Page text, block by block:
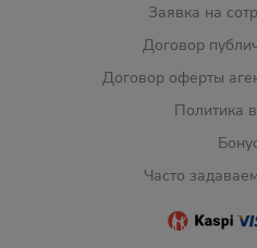
Заявка на
Договор
Договор оферты
Политика
Часто